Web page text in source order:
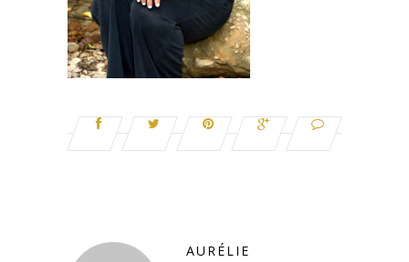
AURÉLIE